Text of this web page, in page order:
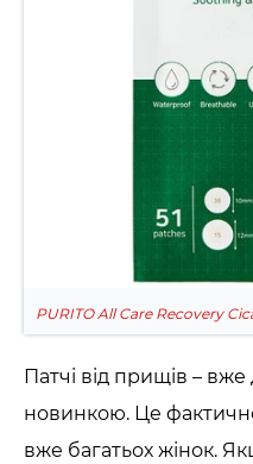
PURITO All Care Recovery
Патчі від прищів –
новинкою. Це
вже багатьох жінок.